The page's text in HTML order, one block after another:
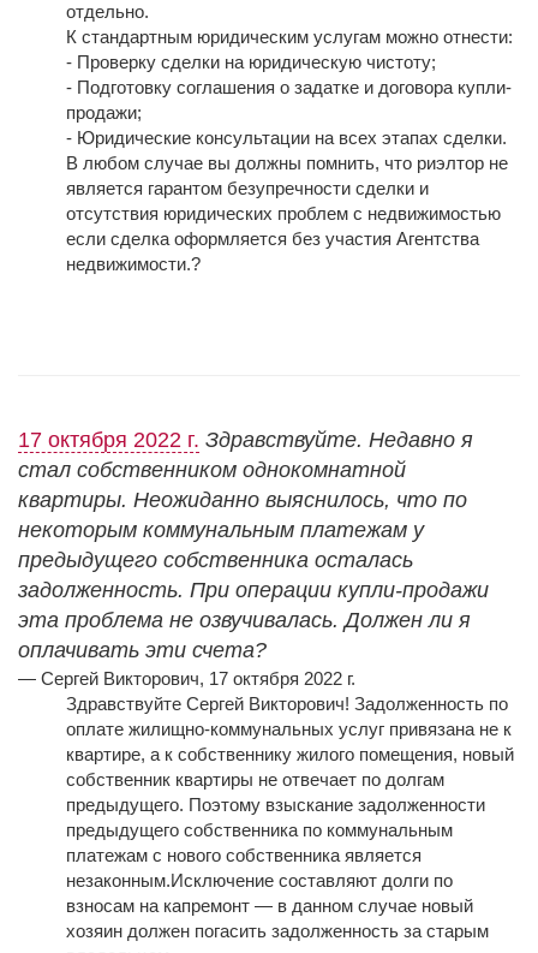
отдельно.
К стандартным юридическим услугам можно отнести:
- Проверку сделки на юридическую чистоту;
- Подготовку соглашения о задатке и договора купли-
продажи;
- Юридические консультации на всех этапах сделки.
В любом случае вы должны помнить, что риэлтор не
является гарантом безупречности сделки и
отсутствия юридических проблем с недвижимостью
если сделка оформляется без участия Агентства
недвижимости.?
17 октября 2022 г. Здравствуйте. Недавно я
стал собственником однокомнатной
квартиры. Неожиданно выяснилось, что по
некоторым коммунальным платежам у
предыдущего собственника осталась
задолженность. При операции купли-продажи
эта проблема не озвучивалась. Должен ли я
оплачивать эти счета?
— Сергей Викторович, 17 октября 2022 г.
Здравствуйте Сергей Викторович! Задолженность по
оплате жилищно-коммунальных услуг привязана не к
квартире, а к собственнику жилого помещения, новый
собственник квартиры не отвечает по долгам
предыдущего. Поэтому взыскание задолженности
предыдущего собственника по коммунальным
платежам с нового собственника является
незаконным.Исключение составляют долги по
взносам на капремонт — в данном случае новый
хозяин должен погасить задолженность за старым